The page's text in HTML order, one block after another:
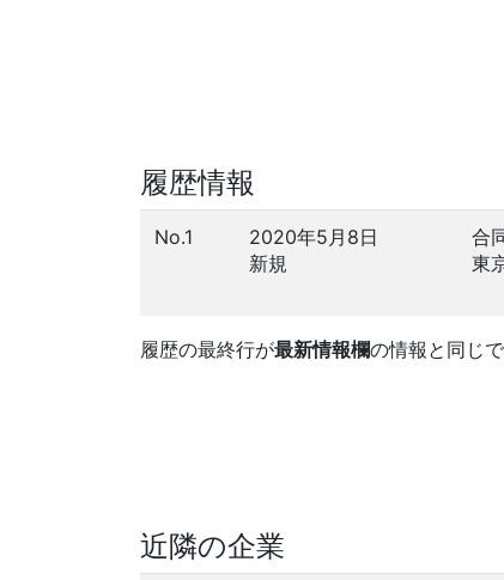
履歴情報
No.1
2020年5月8日
新規
合
東
履歴の最終行が最新情報欄の情報と同じで
近隣の企業